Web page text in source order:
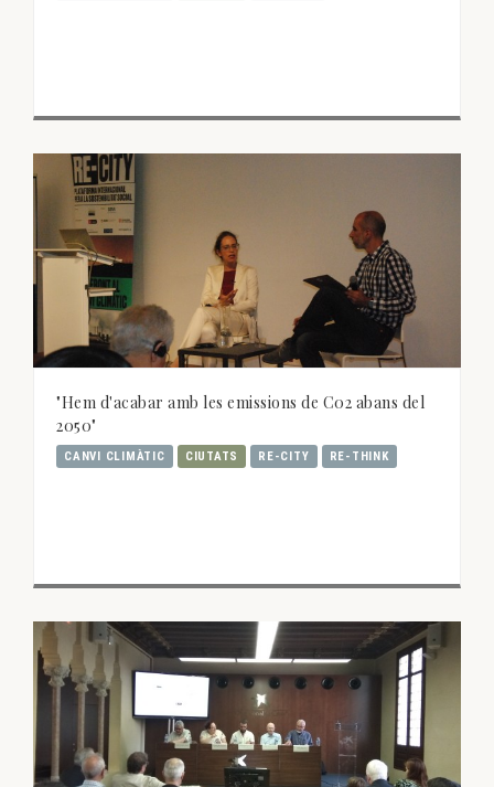
"Hem d'acabar amb les emissions de C02 abans del
2050"
CANVI CLIMÀTIC CIUTATS RE-CITY RE-THINK